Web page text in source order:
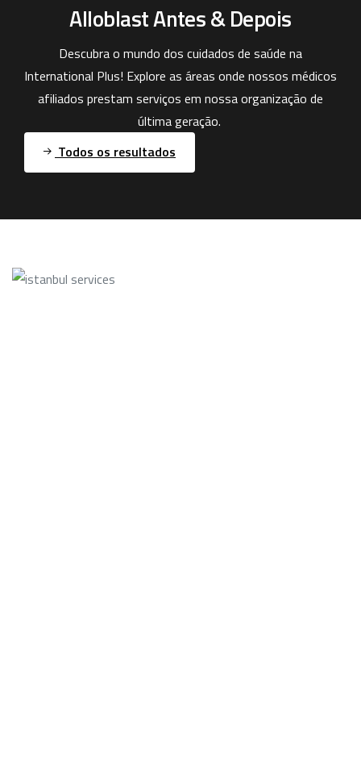
Alloblast Antes & Depois
Descubra o mundo dos cuidados de saúde na
International Plus! Explore as áreas onde nossos médicos
afiliados prestam serviços em nossa organização de
última geração.
Todos os resultados